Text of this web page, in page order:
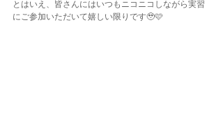
とはいえ、皆さんにはいつもニコニコしながら実習
にご参加いただいて嬉しい限りです🥹🩷